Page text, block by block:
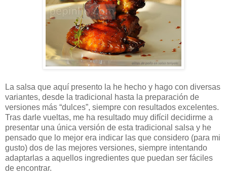
La salsa que aquí presento la he hecho y hago con diversas
variantes, desde la tradicional hasta la preparación de
versiones más “dulces”, siempre con resultados excelentes.
Tras darle vueltas, me ha resultado muy difícil decidirme a
presentar una única versión de esta tradicional salsa y he
pensado que lo mejor era indicar las que considero (para mi
gusto) dos de las mejores versiones, siempre intentando
adaptarlas a aquellos ingredientes que puedan ser fáciles
de encontrar.